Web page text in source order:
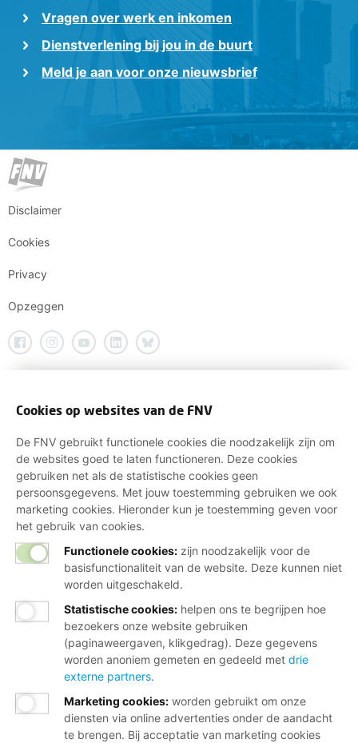
Vragen over werk en inkomen
Dienstverlening bij jou in de buurt
Meld je aan voor onze nieuwsbrief
Disclaimer
Cookies
Privacy
Opzeggen
Cookies op websites van de FNV
De FNV gebruikt functionele cookies die noodzakelijk zijn om
de websites goed te laten functioneren. Deze cookies
gebruiken net als de statistische cookies geen
persoonsgegevens. Met jouw toestemming gebruiken we ook
marketing cookies. Hieronder kun je toestemming geven voor
het gebruik van cookies.
Functionele cookies: zijn noodzakelijk voor de
basisfunctionaliteit van de website. Deze kunnen niet
worden uitgeschakeld.
Statistische cookies: helpen ons te begrijpen hoe
bezoekers onze website gebruiken
(paginaweergaven, klikgedrag). Deze gegevens
worden anoniem gemeten en gedeeld met drie
externe partners.
Marketing cookies: worden gebruikt om onze
diensten via online advertenties onder de aandacht
te brengen. Bij acceptatie van marketing cookies